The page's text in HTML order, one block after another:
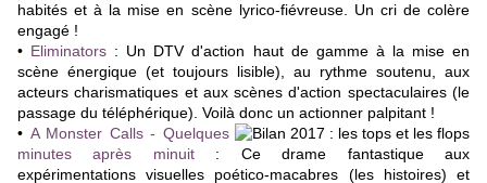
habités et à la mise en scène lyrico-fiévreuse. Un cri de colère
engagé !
• Eliminators : Un DTV d'action haut de gamme à la mise en
scène énergique (et toujours lisible), au rythme soutenu, aux
acteurs charismatiques et aux scènes d'action spectaculaires (le
passage du téléphérique). Voilà donc un actionner palpitant !
• A Monster Calls - Quelques
minutes après minuit: Ce drame fantastique aux
expérimentations visuelles poético-macabres (les histoires) et